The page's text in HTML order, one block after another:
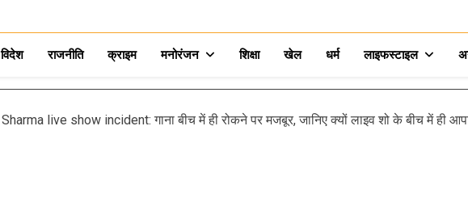
NEWS
विदेश राजनीति क्राइम मनोरंजन शिक्षा खेल धर्म लाइफस्टाइल
live show incident: गाना बीच में ही रोकने पर मजबूर, जानिए क्यों लाइव शो के बीच में ही